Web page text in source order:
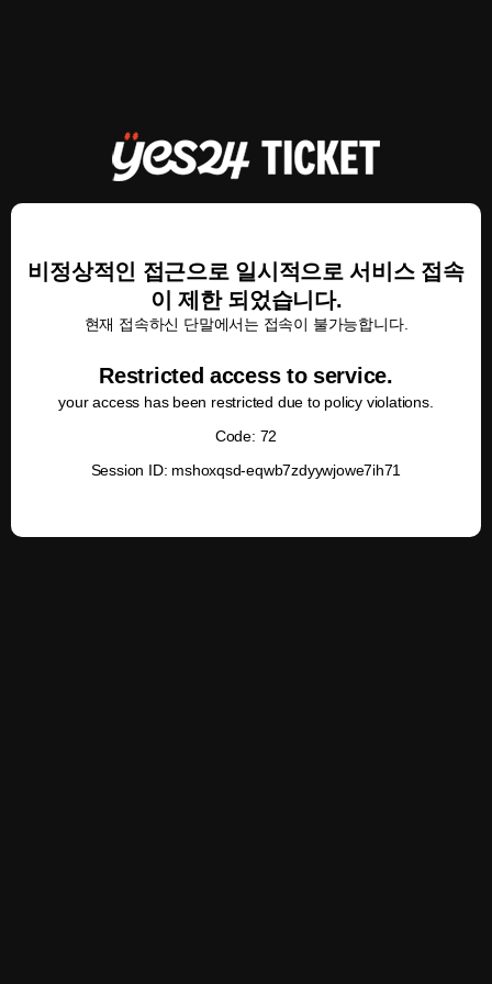
비정상적인 접근으로 일시적으로 서비스 접속
이 제한 되었습니다.
현재 접속하신 단말에서는 접속이 불가능합니다.
Restricted access to service.
your access has been restricted due to policy violations.
Code: 72
Session ID: mshoxqsd-eqwb7zdyywjowe7ih71